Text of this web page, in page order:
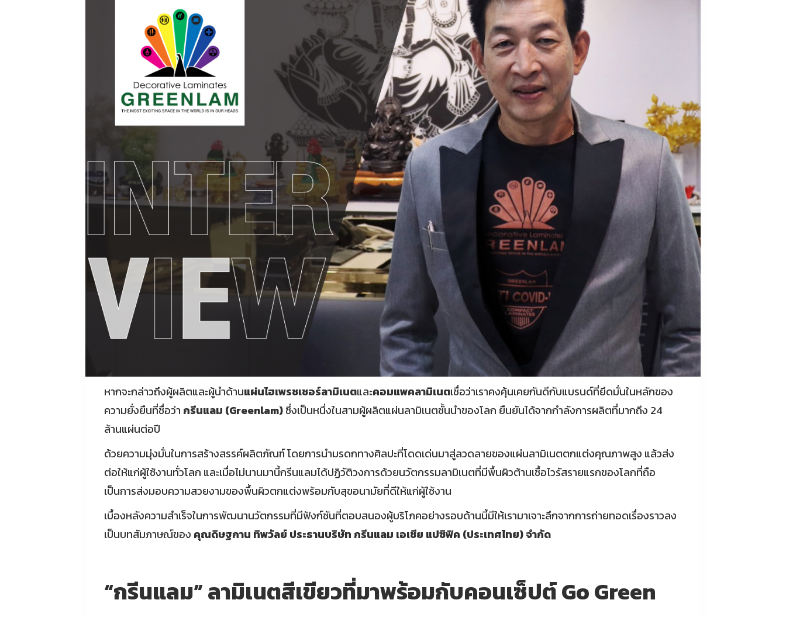
หากจะกล่าวถึงผู้ผลิตและผู้นำด้านแผ่นไฮเพรชเชอร์ลามิเนตและคอมแพคลามิเนตเชื่อว่าเราคงคุ้นเคยกันดีกับแบรนด์ที่ยึดมั่นในหลักของ
ความยั่งยืนที่ชื่อว่า กรีนแลม (Greenlam)ซึ่งเป็นหนึ่งในสามผู้ผลิตแผ่นลามิเนตชั้นนำของโลก ยืนยันได้จากกำลังการผลิตที่มากถึง 24
ล้านแผ่นต่อปี
ด้วยความมุ่งมั่นในการสร้างสรรค์ผลิตภัณฑ์ โดยการนำมรดกทางศิลปะที่โดดเด่นมาสู่ลวดลายของแผ่นลามิเนตตกแต่งคุณภาพสูง แล้วส่ง
ต่อให้แก่ผู้ใช้งานทั่วโลก และเมื่อไม่นานมานี้กรีนแลมได้ปฏิวัติวงการด้วยนวัตกรรมลามิเนตที่มีพื้นผิวต้านเชื้อไวรัสรายแรกของโลกที่ถือ
เป็นการส่งมอบความสวยงามของพื้นผิวตกแต่งพร้อมกับสุขอนามัยที่ดีให้แก่ผู้ใช้งาน
เบื้องหลังความสำเร็จในการพัฒนานวัตกรรมที่มีฟังก์ชันที่ตอบสนองผู้บริโภคอย่างรอบด้านนี้มีให้เรามาเจาะลึกจากการถ่ายทอดเรื่องราวลง
เป็นบทสัมภาษณ์ของ คุณดิษฐกาน ทิพวัลย์ ประธานบริษัท กรีนแลม เอเชีย แปซิฟิค (ประเทศไทย) จำกัด
“กรีนแลม” ลามิเนตสีเขียวที่มาพร้อมกับคอนเซ็ปต์ Go Green